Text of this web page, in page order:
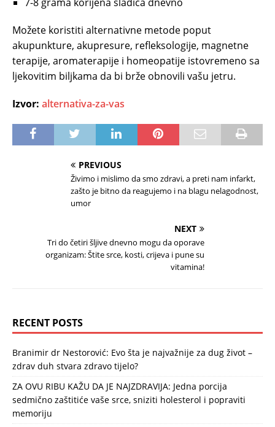
7-8 grama korijena sladića dnevno
Možete koristiti alternativne metode poput
akupunkture, akupresure, refleksologije, magnetne
terapije, aromaterapije i homeopatije istovremeno sa
ljekovitim biljkama da bi brže obnovili vašu jetru.
Izvor: alternativa-za-vas
PREVIOUS
Živimo i mislimo da smo zdravi, a preti nam infarkt,
zašto je bitno da reagujemo i na blagu nelagodnost,
umor
NEXT
Tri do četiri šljive dnevno mogu da oporave
organizam: Štite srce, kosti, crijeva i pune su
vitamina!
RECENT POSTS
Branimir dr Nestorović: Evo šta je najvažnije za dug život –
zdrav duh stvara zdravo tijelo?
ZA OVU RIBU KAŽU DA JE NAJZDRAVIJA: Jedna porcija
sedmično zaštitiće vaše srce, sniziti holesterol i popraviti
memoriju